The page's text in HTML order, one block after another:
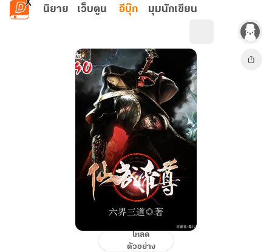
ข้ามไปยังเนื้อหาหลัก
นิยาย เว็บตูน อีบุ๊ก มุมนักเขียน
โหลด
ตัวอย่าง